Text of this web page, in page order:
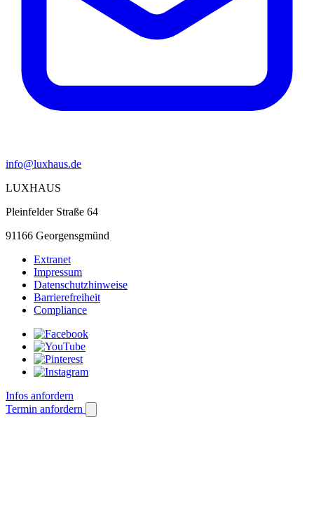
info@luxhaus.de
LUXHAUS
Pleinfelder Straße 64
91166 Georgensgmünd
Extranet
Impressum
Datenschutzhinweise
Barrierefreiheit
Compliance
Infos anfordern
Termin anfordern